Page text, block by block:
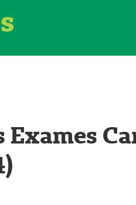
Exames